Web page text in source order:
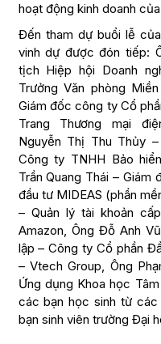
hoạt động kinh doanh
Đến tham dự buổi lễ
vinh dự được đón tiếp:
tịch Hiệp hội Doanh
Trưởng Văn phòng
Giám đốc công ty Cổ
Trang Thương mại
Nguyễn Thị Thu Thủy
Công ty TNHH Bảo
Trần Quang Thái –
đầu tư MIDEAS (phần
– Quản lý tài khoản
Amazon, Ông Đỗ Anh
lập – Công ty Cổ phần
– Vtech Group, Ông
Ứng dụng Khoa học
các bạn học sinh từ
bạn sinh viên trường Đại